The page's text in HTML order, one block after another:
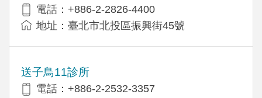
電話：+886-2-2826-4400
地址：臺北市北投區振興街45號
送子鳥11診所
電話：+886-2-2532-3357